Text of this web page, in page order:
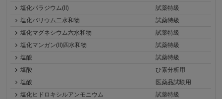
塩化パラジウム(II)
試薬特級
塩化バリウム二水和物
試薬特級
塩化マグネシウム六水和物
試薬特級
塩化マンガン(II)四水和物
試薬特級
塩酸
試薬特級
塩酸
ひ素分析用
塩酸
医薬品試験用
塩化ヒドロキシルアンモニウム
試薬特級